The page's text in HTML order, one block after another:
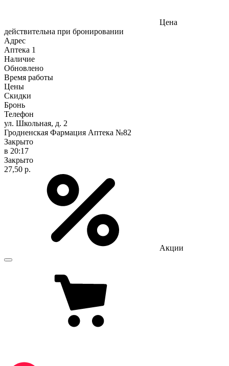
Цена
действительна при бронировании
Адрес
Аптека 1
Наличие
Обновлено
Время работы
Цены
Скидки
Бронь
Телефон
ул. Школьная, д. 2
Гродненская Фармация Аптека №82
Закрыто
в 20:17
Закрыто
27,50 р.
Акции